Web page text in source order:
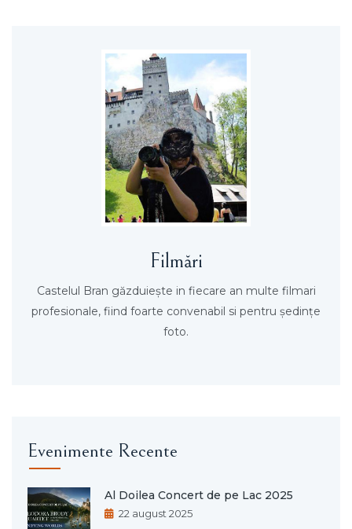
Filmări
Castelul Bran găzduieşte in fiecare an multe filmari
profesionale, fiind foarte convenabil si pentru şedinţe
foto.
Evenimente Recente
Al Doilea Concert de pe Lac 2025
22 august 2025